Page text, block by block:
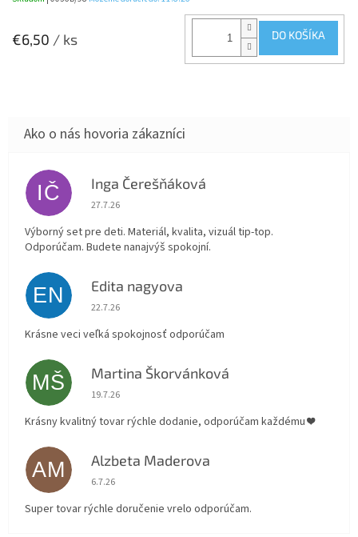
€6,50 / ks DO KOŠÍKA
IČ Inga Čerešňáková
Hodnotenie obchodu je 5 z 5 hviezdičiek.
27.7.26
Výborný set pre deti. Materiál, kvalita, vizuál tip-top.
Odporúčam. Budete nanajvýš spokojní.
EN Edita nagyova
Hodnotenie obchodu je 5 z 5 hviezdičiek.
22.7.26
Krásne veci veľká spokojnosť odporúčam
MŠ Martina Škorvánková
Hodnotenie obchodu je 5 z 5 hviezdičiek.
19.7.26
Krásny kvalitný tovar rýchle dodanie, odporúčam každému ❤️
AM Alzbeta Maderova
Hodnotenie obchodu je 5 z 5 hviezdičiek.
6.7.26
Super tovar rýchle doručenie vrelo odporúčam.